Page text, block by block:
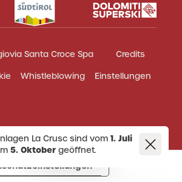
La Crusc sind vom 1. Juli
5. Oktober geöffnet.
Santa Croce Spa
Credits
Whistleblowing Einstellungen